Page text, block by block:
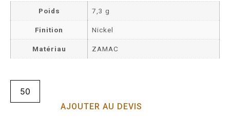
Poids 7,3 g
Finition Nickel
Matériau ZAMAC
AJOUTER AU DEVIS